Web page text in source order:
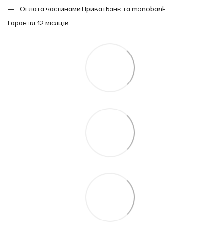
Оплата частинами ПриватБанк та monobank
Гарантія 12 місяців.